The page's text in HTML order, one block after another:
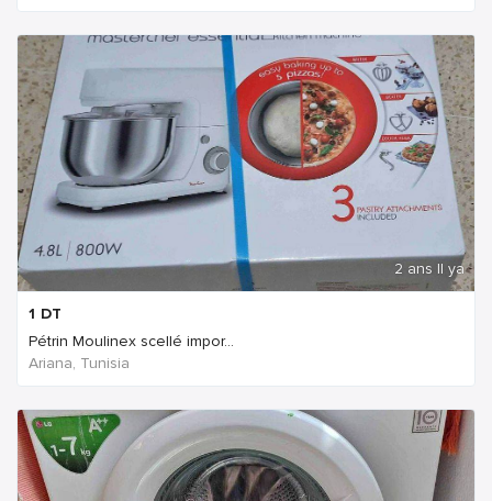
2 ans Il ya
1 DT
Pétrin Moulinex scellé impor...
Ariana, Tunisia